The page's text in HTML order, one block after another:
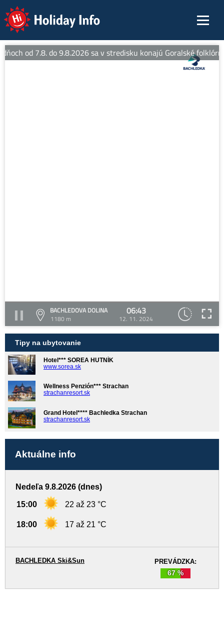
Holiday Info
od 7.8. do 9.8.2026 sa v stredisku konajú Goralské
BACHLEDOVA DOLINA
1180 m
06:43
12. 11. 2024
Tipy na ubytovanie
Hotel*** SOREA HUTNÍK
www.sorea.sk
Wellness Penzión*** Strachan
strachanresort.sk
Grand Hotel**** Bachledka Strachan
strachanresort.sk
Aktuálne info
Nedeľa 9.8.2026 (dnes)
15:00 22 až 23 °C
18:00 17 až 21 °C
PREVÁDZKA:
67 %
BACHLEDKA Ski&Sun